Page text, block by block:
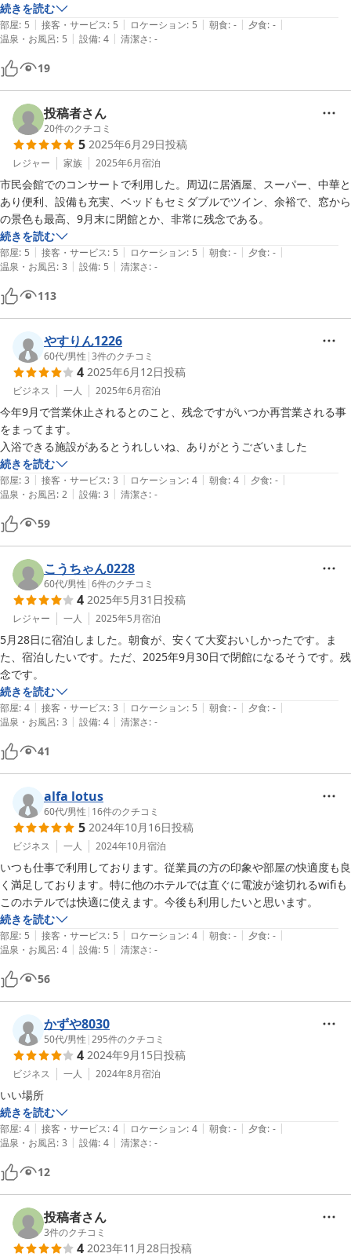
また、空調が強中弱の3段階でしたが、弱でも必要以上の効き方だった
ので、改善をして頂ければと思いました。
続きを読む
部屋: 5 | 接客・サービス: 5 | ロケーション: 5 | 朝食: - | 夕食: - |
温泉・お風呂: 5 | 設備: 4 | 清潔さ: -
19
投稿者さん
20件のクチコミ
5 2025年6月29日投稿
レジャー 家族 2025年6月宿泊
市民会館でのコンサートで利用した。周辺に居酒屋、スーパー、中華と
あり便利、設備も充実、ベッドもセミダブルでツイン、余裕で、窓から
続きを読む
部屋: 5 | 接客・サービス: 5 | ロケーション: 5 | 朝食: - | 夕食: - |
温泉・お風呂: 3 | 設備: 5 | 清潔さ: -
113
やすりん1226
60代/男性 |3件のクチコミ
4 2025年6月12日投稿
ビジネス 一人 2025年6月宿泊
今年9月で営業休止されるとのこと、残念ですがいつか再営業される事
をまってます。
入浴できる施設があるとうれしいね、ありがとうございました
続きを読む
部屋: 3 | 接客・サービス: 3 | ロケーション: 4 | 朝食: 4 | 夕食: - |
温泉・お風呂: 2 | 設備: 3 | 清潔さ: -
59
こうちゃん0228
60代/男性 |6件のクチコミ
4 2025年5月31日投稿
レジャー 一人 2025年5月宿泊
5月28日に宿泊しました。朝食が、安くて大変おいしかったです。ま
た、宿泊したいです。ただ、2025年9月30日で閉館になるそうです。残
念です。
続きを読む
部屋: 4 | 接客・サービス: 3 | ロケーション: 5 | 朝食: - | 夕食: - |
温泉・お風呂: 3 | 設備: 4 | 清潔さ: -
41
alfa lotus
60代/男性 | 16件のクチコミ
5 2024年10月16日投稿
ビジネス 一人 2024年10月宿泊
いつも仕事で利用しております。従業員の方の印象や部屋の快適度も良
く満足しております。特に他のホテルでは直ぐに電波が途切れるwifiも
このホテルでは快適に使えます。今後も利用したいと思います。
続きを読む
部屋: 5 | 接客・サービス: 5 | ロケーション: 4 | 朝食: - | 夕食: - |
温泉・お風呂: 4 | 設備: 5 | 清潔さ: -
56
かずや8030
50代/男性 |295件のクチコミ
4 2024年9月15日投稿
ビジネス 一人 2024年8月宿泊
いい場所
続きを読む
部屋: 4 | 接客・サービス: 4 | ロケーション: 4 | 朝食: - | 夕食: - |
温泉・お風呂: 3 | 設備: 4 | 清潔さ: -
12
投稿者さん
3件のクチコミ
4 2023年11月28日投稿